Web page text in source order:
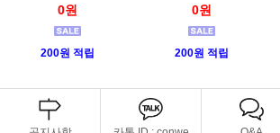
0원
200원 적립
0원
200원 적립